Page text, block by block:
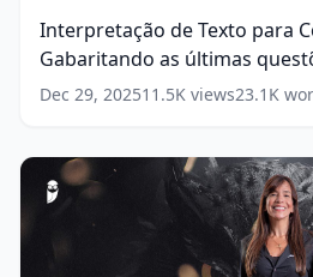
Concursos:
Gabaritando
as
últimas
-
Melhor
que
Friday
Interpretação de Texto para
Gabaritando as últimas
Black Friday
14words)
Dec 29, 202511.5K views23.1K